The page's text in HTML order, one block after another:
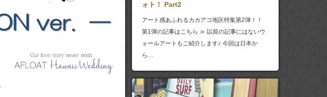
00:56
ォト！ Part2
アート感あふれるカカアコ地区特集第2弾！！
第1弾の記事はこちら ≫ 以前の記事にはないウ
ォールアートもご紹介します♪ 今回は日本か
ら…